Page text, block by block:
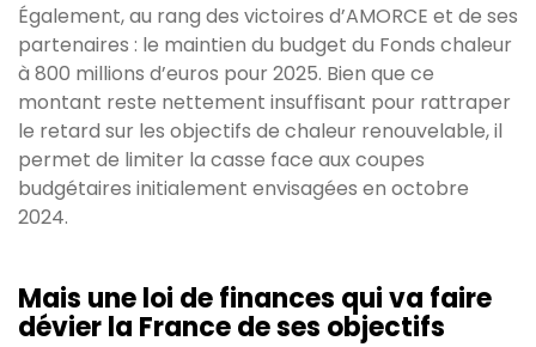
Également, au rang des victoires d’AMORCE et de ses
partenaires : le maintien du budget du Fonds chaleur
à 800 millions d’euros pour 2025. Bien que ce
montant reste nettement insuffisant pour rattraper
le retard sur les objectifs de chaleur renouvelable, il
permet de limiter la casse face aux coupes
budgétaires initialement envisagées en octobre
2024.
Mais une loi de finances qui va faire
dévier la France de ses objectifs